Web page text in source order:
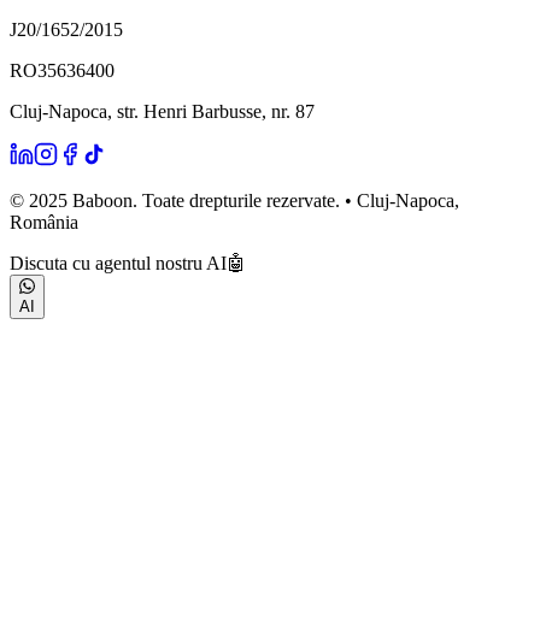
J20/1652/2015
RO35636400
Cluj-Napoca, str. Henri Barbusse, nr. 87
© 2025 Baboon. Toate drepturile rezervate. • Cluj-Napoca,
România
Discuta cu agentul nostru AI🤖
AI